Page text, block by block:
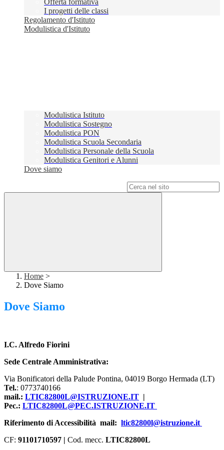
Offerta formativa
I progetti delle classi
Regolamento d'Istituto
Modulistica d'Istituto
Modulistica Istituto
Modulistica Sostegno
Modulistica PON
Modulistica Scuola Secondaria
Modulistica Personale della Scuola
Modulistica Genitori e Alunni
Dove siamo
Home >
Dove Siamo
Dove Siamo
I.C. Alfredo Fiorini
Sede Centrale Amministrativa:
Via Bonificatori della Palude Pontina, 04019 Borgo Hermada (LT)
Tel.: 0773740166
mail.: LTIC82800L@ISTRUZIONE.IT |
Pec.: LTIC82800L@PEC.ISTRUZIONE.IT
Riferimento di Accessibilità mail: ltic82800l@istruzione.it
CF: 91101710597 | Cod. mecc. LTIC82800L